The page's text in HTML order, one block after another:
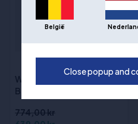
Wilson FIBA 3x3 Official
Basketball str. 6
774,00 kr
België
Close popup and